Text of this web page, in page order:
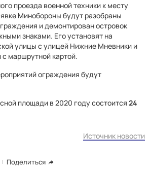
проезда военной техники к месту
Минобороны будут разобраны
и демонтирован островок
знаками. Его установят на
улицы с улицей Нижние Мневники и
с маршрутной картой.
ограждения будут
площади в 2020 году состоится 24
Источник новости
Поделиться